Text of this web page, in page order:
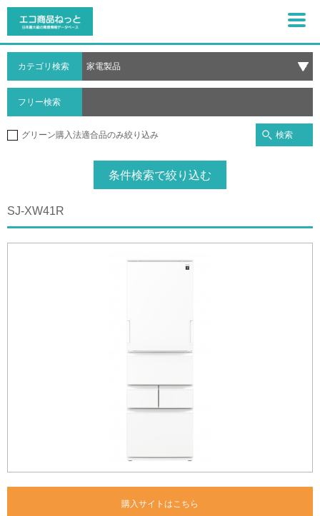
カテゴリ検索
フリー検索
グリーン購入法適合品のみ絞り込み 検索
条件検索で絞り込む
SJ-XW41R
購入サイトはこちら